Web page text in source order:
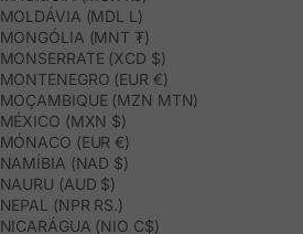
MOLDÁVIA (MDL L)
MONGÓLIA (MNT ₮)
MONSERRATE (XCD $)
MONTENEGRO (EUR €)
MOÇAMBIQUE (MZN MTN)
MÉXICO (MXN $)
MÓNACO (EUR €)
NAMÍBIA (NAD $)
NAURU (AUD $)
NEPAL (NPR RS.)
NICARÁGUA (NIO C$)